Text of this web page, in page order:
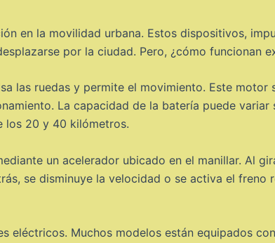
en la movilidad urbana. Estos dispositivos,
por la ciudad. Pero, ¿cómo funcionan
las ruedas y permite el movimiento. Este motor
La capacidad de la batería puede variar
los 20 y 40 kilómetros.
un acelerador ubicado en el manillar. Al
se disminuye la velocidad o se activa el freno
eléctricos. Muchos modelos están equipados